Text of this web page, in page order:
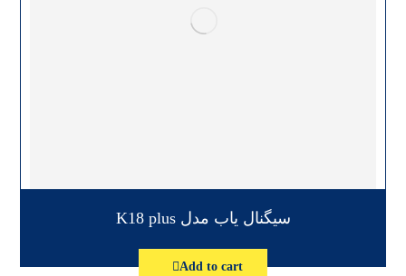
سیگنال یاب مدل K18 plus
Add to cart